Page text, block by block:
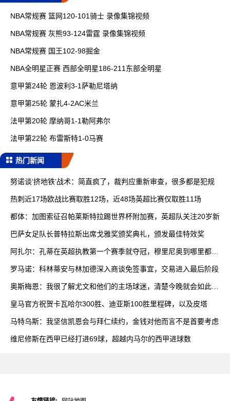
NBA常规赛 篮网120-101骑士 录像集锦视频
NBA常规赛 灰熊93-124雷霆 录像集锦视频
NBA常规赛 国王102-98掘金
NBA全明星正赛 西部全明星186-211东部全明星
意甲第24轮 恩波利3-1萨勒尼塔纳
意甲第25轮 蒙扎4-2AC米兰
法甲第20轮 摩纳哥1-1勒阿弗尔
法甲第22轮 布雷斯特1-0马赛
热门新闻
努诺谈‘挤地铁’战术：简直疯了，裁判应重新审查，很多都是犯规
热刺近17场欧战比赛取胜12场，近48场英超比赛仅取胜11场
都体：加图索征召帕莱斯特拉踢世界杯附加赛，英超队关注20岁新
巴萨女足队长普特拉斯出席戈雅奖颁奖典礼，颁发最佳特效奖
阿扎尔：孔蒂在英超执教第一个赛季就夺冠，穆里尼奥到哪里都能
罗马诺：科林蒂安与林加德深入商谈免签事宜，交易进入最后阶段
奥斯梅恩：我很了解尤文和他们的主场球迷，清楚今晚就会如此艰
皇马官方祝贺卡瓦哈尔300胜、迪亚斯100胜里程碑，以及皮塔
马特乌斯：我坚信凯恩会与拜仁续约，金钱对他而言不是首要考虑
维尼修斯在西甲已经打进69球，超越内马尔的西甲进球数